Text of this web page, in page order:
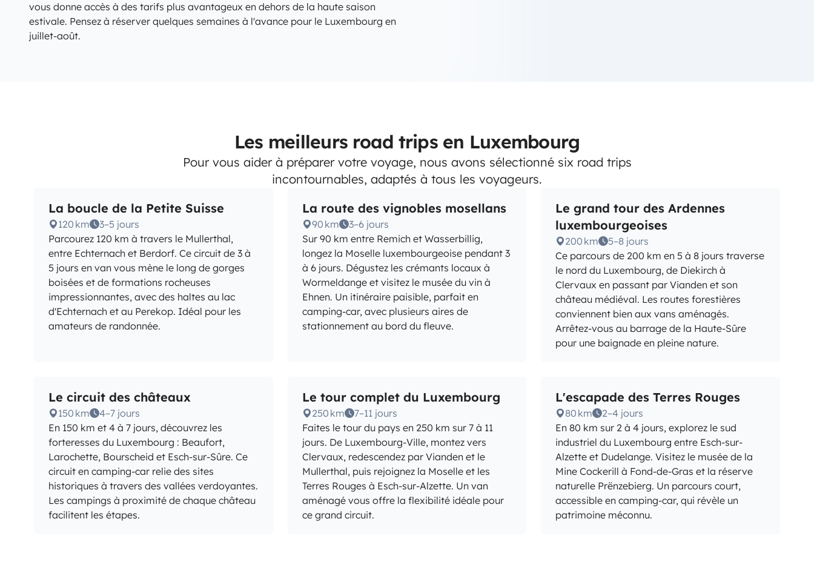
vous donne accès à des tarifs plus avantageux en dehors de la haute saison
estivale. Pensez à réserver quelques semaines à l'avance pour le Luxembourg en
juillet-août.
Les meilleurs road trips en Luxembourg
Pour vous aider à préparer votre voyage, nous avons sélectionné six road trips
incontournables, adaptés à tous les voyageurs.
La boucle de la Petite Suisse
120 km
3–5 jours
Parcourez 120 km à travers le Mullerthal,
entre Echternach et Berdorf. Ce circuit de 3 à
5 jours en van vous mène le long de gorges
boisées et de formations rocheuses
impressionnantes, avec des haltes au lac
d'Echternach et au Perekop. Idéal pour les
amateurs de randonnée.
La route des vignobles mosellans
90 km
3–6 jours
Sur 90 km entre Remich et Wasserbillig,
longez la Moselle luxembourgeoise pendant 3
à 6 jours. Dégustez les crémants locaux à
Wormeldange et visitez le musée du vin à
Ehnen. Un itinéraire paisible, parfait en
camping-car, avec plusieurs aires de
stationnement au bord du fleuve.
Le grand tour des Ardennes
luxembourgeoises
200 km
5–8 jours
Ce parcours de 200 km en 5 à 8 jours traverse
le nord du Luxembourg, de Diekirch à
Clervaux en passant par Vianden et son
château médiéval. Les routes forestières
conviennent bien aux vans aménagés.
Arrêtez-vous au barrage de la Haute-Sûre
pour une baignade en pleine nature.
Le circuit des châteaux
150 km
4–7 jours
En 150 km et 4 à 7 jours, découvrez les
forteresses du Luxembourg : Beaufort,
Larochette, Bourscheid et Esch-sur-Sûre. Ce
circuit en camping-car relie des sites
historiques à travers des vallées verdoyantes.
Les campings à proximité de chaque château
facilitent les étapes.
Le tour complet du Luxembourg
250 km
7–11 jours
Faites le tour du pays en 250 km sur 7 à 11
jours. De Luxembourg-Ville, montez vers
Clervaux, redescendez par Vianden et le
Mullerthal, puis rejoignez la Moselle et les
Terres Rouges à Esch-sur-Alzette. Un van
aménagé vous offre la flexibilité idéale pour
ce grand circuit.
L'escapade des Terres Rouges
80 km
2–4 jours
En 80 km sur 2 à 4 jours, explorez le sud
industriel du Luxembourg entre Esch-sur-
Alzette et Dudelange. Visitez le musée de la
Mine Cockerill à Fond-de-Gras et la réserve
naturelle Prënzebierg. Un parcours court,
accessible en camping-car, qui révèle un
patrimoine méconnu.